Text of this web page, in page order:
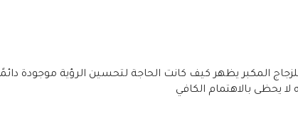
المكبر يظهر كيف كانت الحاجة لتحسين الرؤية موجودة
لا يحظى بالاهتمام الكافي